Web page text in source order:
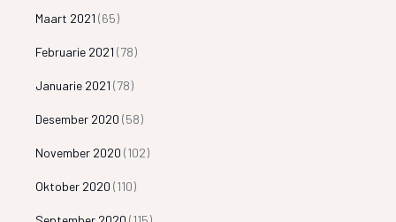
Maart 2021 (65)
Februarie 2021 (78)
Januarie 2021 (78)
Desember 2020 (58)
November 2020 (102)
Oktober 2020 (110)